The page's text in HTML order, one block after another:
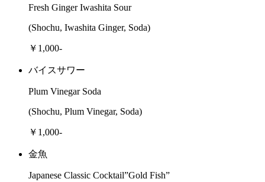
Fresh Ginger Iwashita Sour
(Shochu, Iwashita Ginger, Soda)
￥1,000-
バイスサワー
Plum Vinegar Soda
(Shochu, Plum Vinegar, Soda)
￥1,000-
金魚
Japanese Classic Cocktail”Gold Fish”